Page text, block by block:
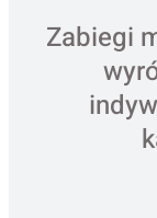
Zabiegi